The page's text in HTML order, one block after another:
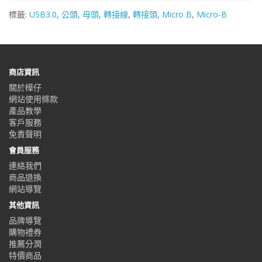
標籤: USB3.0, 公頭, 母頭, 轉接線, 轉接頭, Micro B, Micro-B
商店資訊
關於樺仔
網站使用條款
產品教學
客戶服務
免責聲明
會員服務
連絡我們
商品退換
網站導覽
其他資訊
品牌導覽
購物禮券
推薦分潤
特價商品